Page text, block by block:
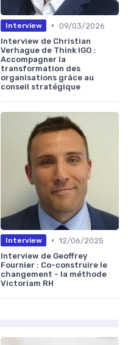
Interview • 09/03/2026
Interview de Christian
Verhague de Think IGO :
Accompagner la
transformation des
organisations grâce au
conseil stratégique
Interview • 12/06/2025
Interview de Geoffrey
Fournier : Co-construire le
changement - la méthode
Victoriam RH